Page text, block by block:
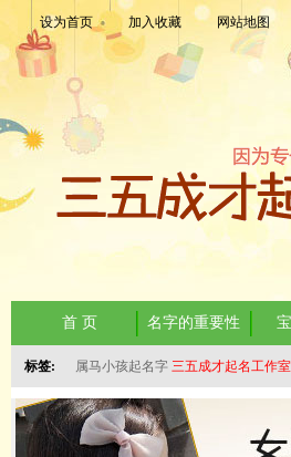
设为首页 加入收藏 网站地图
首 页 名字的重要性
标签: 属马小孩起名字 三五成才起名工作室